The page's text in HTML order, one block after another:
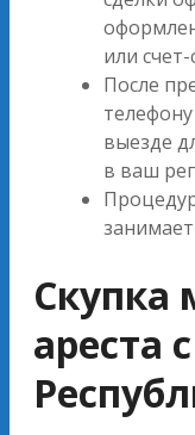
или
После
выезде
в ваш
ареста